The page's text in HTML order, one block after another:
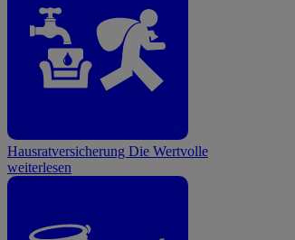
Hausratversicherung Die Wertvolle
weiterlesen